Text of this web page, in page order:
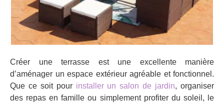
Créer une terrasse est une excellente manière
d’aménager un espace extérieur agréable et fonctionnel.
Que ce soit pour installer un salon de jardin, organiser
des repas en famille ou simplement profiter du soleil, le